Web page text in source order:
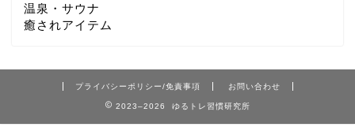
温泉・サウナ
癒されアイテム
プライバシーポリシー/免責事項 お問い合わせ
2023–2026 ゆるトレ習慣研究所